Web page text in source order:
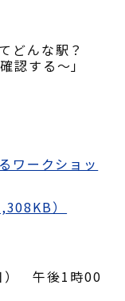
どんな駅？
認する～」
ワークショッ
）
） 午後1時00